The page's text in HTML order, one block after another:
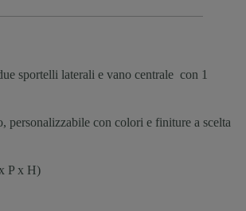
sportelli laterali e vano centrale con 1
personalizzabile con colori e finiture a scelta
P x H)